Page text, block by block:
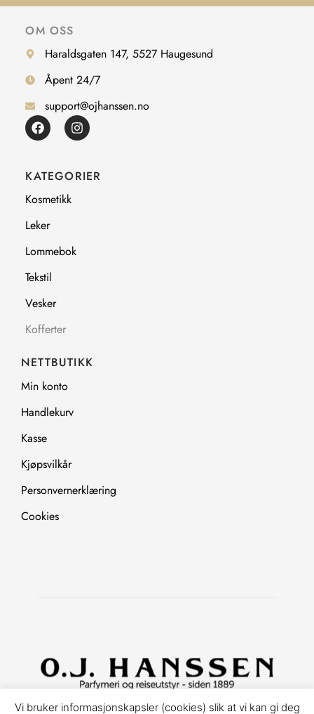
OM OSS
Haraldsgaten 147, 5527 Haugesund
Åpent 24/7
support@ojhanssen.no
F
a
b
o
o
I
n
a
g
KATEGORIER
Kosmetikk
Leker
Lommebok
Tekstil
Vesker
Kofferter
NETTBUTIKK
Min konto
Handlekurv
Kasse
Kjøpsvilkår
Personvernerklæring
Cookies
Copyright © 2025. All Rights Reserved.
Vi bruker informasjonskapsler (cookies) slik at vi kan gi deg